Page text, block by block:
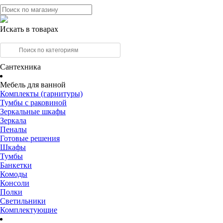
Искать в товарах
Сантехника
Мебель для ванной
Комплекты (гарнитуры)
Тумбы с раковиной
Зеркальные шкафы
Зеркала
Пеналы
Готовые решения
Шкафы
Тумбы
Банкетки
Комоды
Консоли
Полки
Светильники
Комплектующие